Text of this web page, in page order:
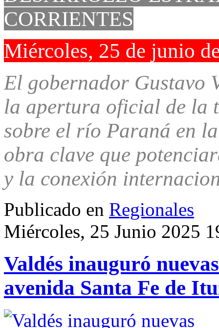
CORRIENTES
Miércoles, 25 de junio
El gobernador Gustavo
la apertura oficial de la
sobre el río Paraná en
obra clave que
y la conexión
Publicado en Regionales
Miércoles, 25 Junio 2025
Valdés inauguró
avenida Santa Fe de